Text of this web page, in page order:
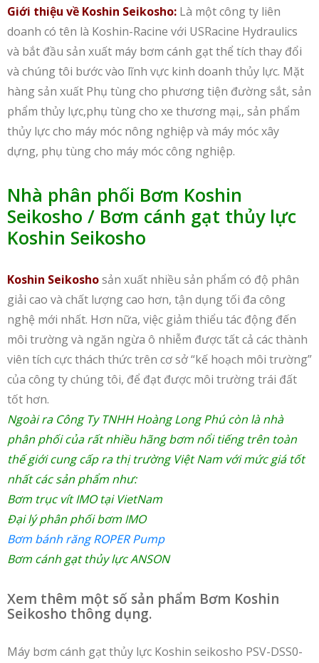
Giới thiệu về Koshin Seikosho: Là một công ty liên
doanh có tên là Koshin-Racine với USRacine Hydraulics
và bắt đầu sản xuất máy bơm cánh gạt thể tích thay đổi
và chúng tôi bước vào lĩnh vực kinh doanh thủy lực. Mặt
hàng sản xuất Phụ tùng cho phương tiện đường sắt, sản
phẩm thủy lực,phụ tùng cho xe thương mại,, sản phẩm
thủy lực cho máy móc nông nghiệp và máy móc xây
dựng, phụ tùng cho máy móc công nghiệp.
Nhà phân phối Bơm Koshin
Seikosho / Bơm cánh gạt thủy lực
Koshin Seikosho
Koshin Seikoshosản xuất nhiều sản phẩm có độ phân
giải cao và chất lượng cao hơn, tận dụng tối đa công
nghệ mới nhất. Hơn nữa, việc giảm thiểu tác động đến
môi trường và ngăn ngừa ô nhiễm được tất cả các thành
viên tích cực thách thức trên cơ sở “kế hoạch môi trường”
của công ty chúng tôi, để đạt được môi trường trái đất
tốt hơn.
Ngoài ra Công Ty TNHH Hoàng Long Phú còn là nhà
phân phối của rất nhiều hãng bơm nổi tiếng trên toàn
thế giới cung cấp ra thị trường Việt Nam với mức giá tốt
nhất các sản phẩm như:
Bơm trục vít IMO tại VietNam
Đại lý phân phối bơm IMO
Bơm bánh răng ROPER Pump
Bơm cánh gạt thủy lực ANSON
Xem thêm một số sản phẩm Bơm Koshin
Seikosho thông dụng.
Máy bơm cánh gạt thủy lực Koshin seikosho PSV-DSS0-